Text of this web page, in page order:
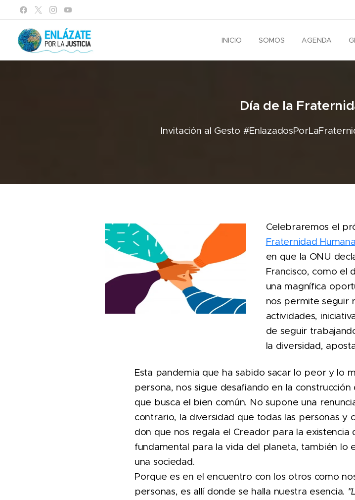
INICIO SOMOS AGENDA
Día de la
Invitación al Gesto
Celebraremos el
Fraternidad Humana
en que la ONU
Francisco, como el
una magnífica
nos permite seguir
actividades,
de seguir
la diversidad,
Esta pandemia que ha sabido sacar lo peor y lo
persona, nos sigue desafiando en la
que busca el bien común. No supone una
contrario, la diversidad que todas las personas y
don que nos regala el Creador para la existencia
fundamental para la vida del planeta, también lo
una sociedad.
Porque es en el encuentro con los otros como
personas, es allí donde se halla nuestra esencia.